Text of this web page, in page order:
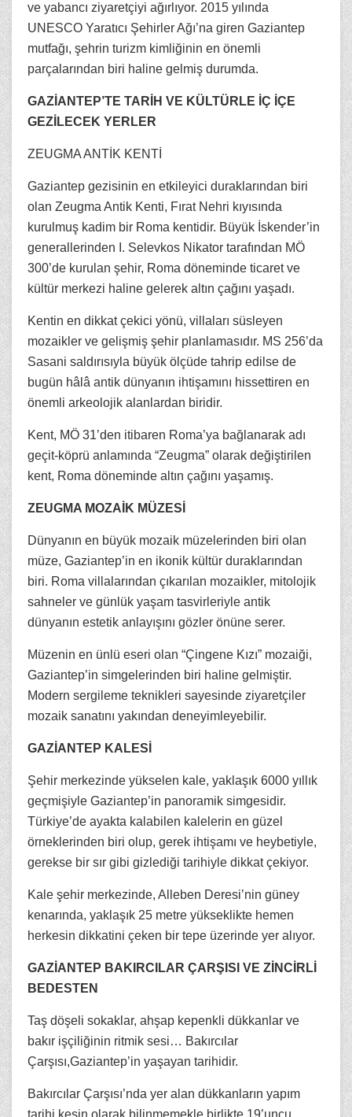
ve yabancı ziyaretçiyi ağırlıyor. 2015 yılında
UNESCO Yaratıcı Şehirler Ağı’na giren Gaziantep
mutfağı, şehrin turizm kimliğinin en önemli
parçalarından biri haline gelmiş durumda.
GAZİANTEP’TE TARİH VE KÜLTÜRLE İÇ İÇE
GEZİLECEK YERLER
ZEUGMA ANTİK KENTİ
Gaziantep gezisinin en etkileyici duraklarından biri
olan Zeugma Antik Kenti, Fırat Nehri kıyısında
kurulmuş kadim bir Roma kentidir. Büyük İskender’in
generallerinden I. Selevkos Nikator tarafından MÖ
300’de kurulan şehir, Roma döneminde ticaret ve
kültür merkezi haline gelerek altın çağını yaşadı.
Kentin en dikkat çekici yönü, villaları süsleyen
mozaikler ve gelişmiş şehir planlamasıdır. MS 256’da
Sasani saldırısıyla büyük ölçüde tahrip edilse de
bugün hâlâ antik dünyanın ihtişamını hissettiren en
önemli arkeolojik alanlardan biridir.
Kent, MÖ 31’den itibaren Roma’ya bağlanarak adı
geçit-köprü anlamında “Zeugma” olarak değiştirilen
kent, Roma döneminde altın çağını yaşamış.
ZEUGMA MOZAİK MÜZESİ
Dünyanın en büyük mozaik müzelerinden biri olan
müze, Gaziantep’in en ikonik kültür duraklarından
biri. Roma villalarından çıkarılan mozaikler, mitolojik
sahneler ve günlük yaşam tasvirleriyle antik
dünyanın estetik anlayışını gözler önüne serer.
Müzenin en ünlü eseri olan “Çingene Kızı” mozaiği,
Gaziantep’in simgelerinden biri haline gelmiştir.
Modern sergileme teknikleri sayesinde ziyaretçiler
mozaik sanatını yakından deneyimleyebilir.
GAZİANTEP KALESİ
Şehir merkezinde yükselen kale, yaklaşık 6000 yıllık
geçmişiyle Gaziantep’in panoramik simgesidir.
Türkiye’de ayakta kalabilen kalelerin en güzel
örneklerinden biri olup, gerek ihtişamı ve heybetiyle,
gerekse bir sır gibi gizlediği tarihiyle dikkat çekiyor.
Kale şehir merkezinde, Alleben Deresi’nin güney
kenarında, yaklaşık 25 metre yükseklikte hemen
herkesin dikkatini çeken bir tepe üzerinde yer alıyor.
GAZİANTEP BAKIRCILAR ÇARŞISI VE ZİNCİRLİ
BEDESTEN
Taş döşeli sokaklar, ahşap kepenkli dükkanlar ve
bakır işçiliğinin ritmik sesi… Bakırcılar
Çarşısı,Gaziantep’in yaşayan tarihidir.
Bakırcılar Çarşısı’nda yer alan dükkanların yapım
tarihi kesin olarak bilinmemekle birlikte 19’uncu